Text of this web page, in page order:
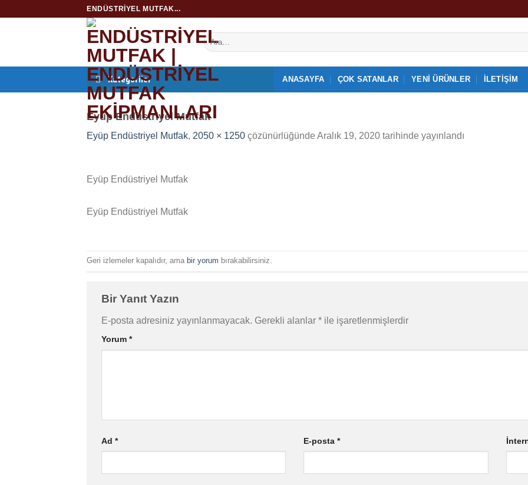
ENDÜSTRIYEL MUTFAK...
Kategoriler ANASAYFA ÇOK SATANLAR YENI ÜRÜNLER İLETIŞIM
Eyüp Endüstriyel Mutfak
Eyüp Endüstriyel Mutfak, 2050 × 1250 çözünürlüğünde Aralık 19, 2020 tarihinde yayınlandı
Eyüp Endüstriyel Mutfak
Eyüp Endüstriyel Mutfak
Geri izlemeler kapalıdır, ama bir yorum bırakabilirsiniz.
Bir Yanıt Yazın
E-posta adresiniz yayınlanmayacak. Gerekli alanlar * ile işaretlenmişlerdir
Yorum *
Ad * E-posta*